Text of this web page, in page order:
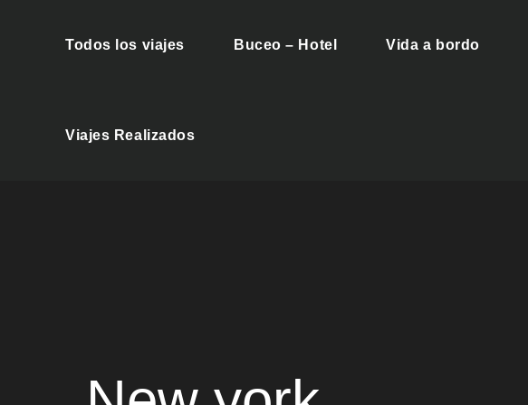
Todos los viajes Buceo – Hotel Vida a bordo
Viajes Realizados